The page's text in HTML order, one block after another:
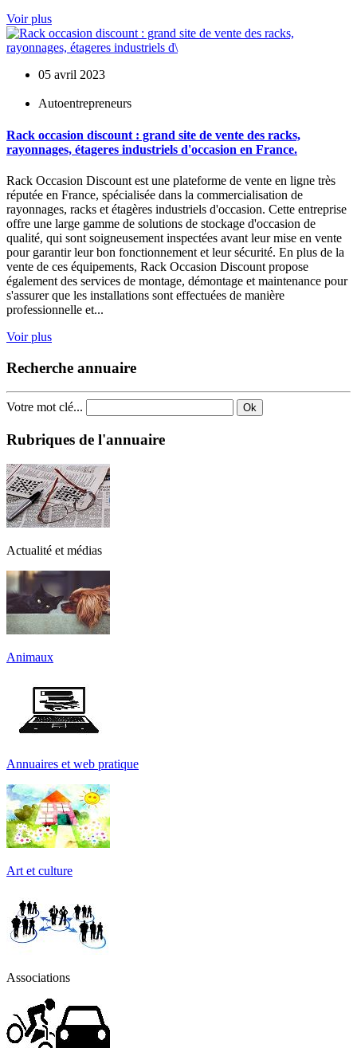
Voir plus
05 avril 2023
Autoentrepreneurs
Rack occasion discount : grand site de vente des racks,
rayonnages, étageres industriels d'occasion en France.
Rack Occasion Discount est une plateforme de vente en ligne très
réputée en France, spécialisée dans la commercialisation de
rayonnages, racks et étagères industriels d'occasion. Cette entreprise
offre une large gamme de solutions de stockage d'occasion de
qualité, qui sont soigneusement inspectées avant leur mise en vente
pour garantir leur bon fonctionnement et leur sécurité. En plus de la
vente de ces équipements, Rack Occasion Discount propose
également des services de montage, démontage et maintenance pour
s'assurer que les installations sont effectuées de manière
professionnelle et...
Voir plus
Recherche annuaire
Votre mot clé... Ok
Rubriques de l'annuaire
Actualité et médias
Animaux
Annuaires et web pratique
Art et culture
Associations